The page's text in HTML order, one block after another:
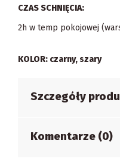
CZAS SCHNIĘCIA:
2h w temp pokojowej
KOLOR: czarny, szary
Szczegóły
Komentarze (0)